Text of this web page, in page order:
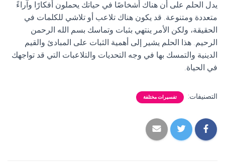
يدل الحلم على أن هناك أشخاصًا في حياتك يحملون أفكارًا وآراءً
متعددة ومتنوعة. قد يكون هناك تلاعب أو تلاشي للكلمات في
الحقيقة، ولكن الأمر ينتهي بثبات وتماسك بسم الله الرحمن
الرحيم. هذا الحلم يشير إلى أهمية الثبات على المبادئ والقيم
الدينية والتمسك بها في وجه التحديات والتلاعبات التي قد تواجهك
في الحياة.
التصنيفات: تفسيرات مختلفة